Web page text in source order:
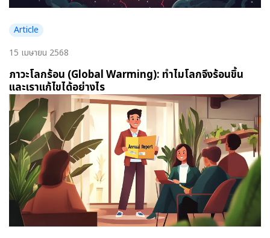
Article
15 เมษายน 2568
ภาวะโลกร้อน (Global Warming): ทำไมโลกจึงร้อนขึ้น
และเราแก้ไขได้อย่างไร